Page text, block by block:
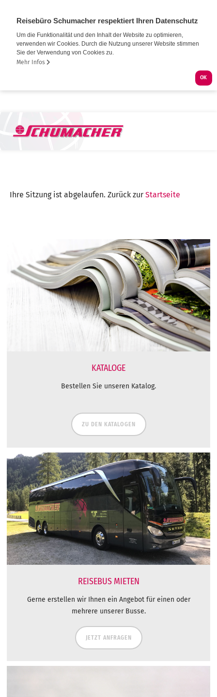
Reisebüro Schumacher respektiert Ihren Datenschutz
Um die Funktionalität und den Inhalt der Website zu optimieren,
verwenden wir Cookies. Durch die Nutzung unserer Website stimmen
Sie der Verwendung von Cookies zu.
Mehr Infos
OK
Ihre Sitzung ist abgelaufen. Zurück zur Startseite
KATALOGE
Bestellen Sie unseren Katalog.
ZU DEN KATALOGEN
REISEBUS MIETEN
Gerne erstellen wir Ihnen ein Angebot für einen oder
mehrere unserer Busse.
JETZT ANFRAGEN